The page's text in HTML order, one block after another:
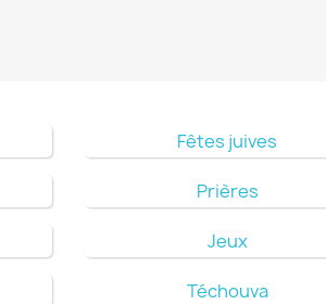
Fêtes juives
Prières
Jeux
Téchouva